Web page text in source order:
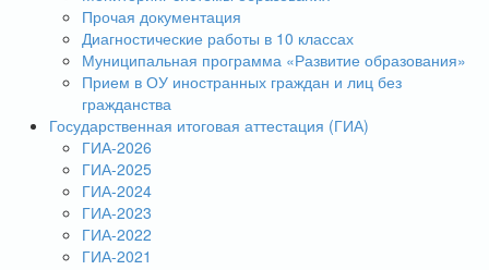
Прочая документация
Диагностические работы в 10 классах
Муниципальная программа «Развитие образования»
Прием в ОУ иностранных граждан и лиц без
гражданства
Государственная итоговая аттестация (ГИА)
ГИА-2026
ГИА-2025
ГИА-2024
ГИА-2023
ГИА-2022
ГИА-2021